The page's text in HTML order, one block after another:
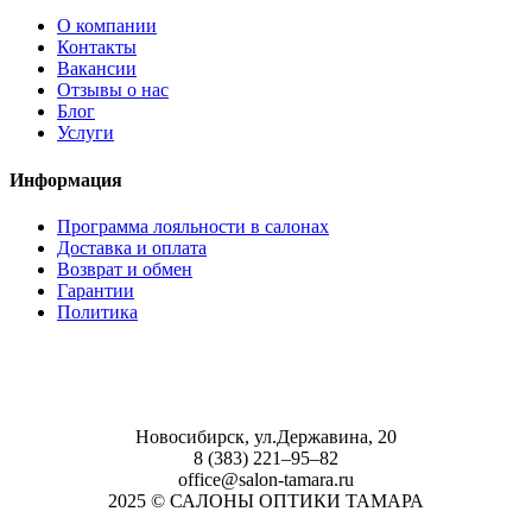
О компании
Контакты
Вакансии
Отзывы о нас
Блог
Услуги
Информация
Программа лояльности в салонах
Доставка и оплата
Возврат и обмен
Гарантии
Политика
Новосибирск, ул.Державина, 20
8 (383) 221‒95‒82
office@salon-tamara.ru
2025 © САЛОНЫ ОПТИКИ ТАМАРА